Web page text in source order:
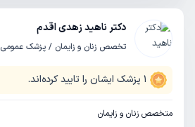
دکتر ناهید زهدی اقدم
تخصص زنان و زایمان / پزشک عمومی
1 پزشک ایشان را تایید کرده‌اند.
متخصص زنان و زایمان